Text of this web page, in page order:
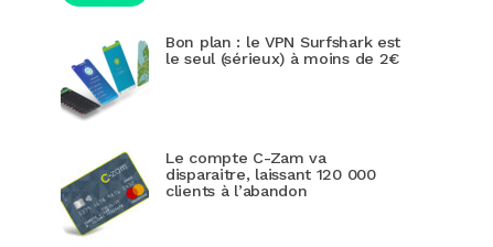
Bon plan : le VPN Surfshark est
le seul (sérieux) à moins de 2€
Le compte C-Zam va
disparaitre, laissant 120 000
clients à l’abandon